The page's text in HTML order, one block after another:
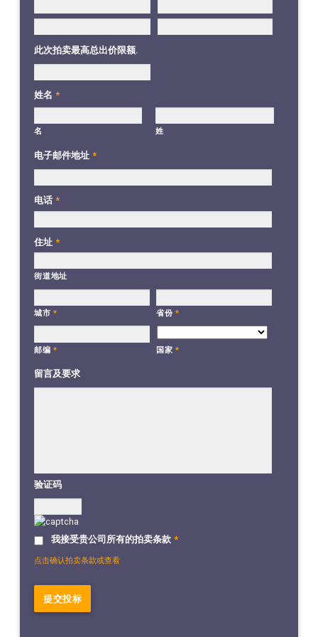
此次拍卖最高总出价限额.
姓名 *
名 姓
电子邮件地址 *
电话 *
住址 *
街道地址
城市 * 省份 *
邮编 * 国家 *
留言及要求
验证码
我接受贵公司所有的拍卖条款 *
点击确认拍卖条款或查看